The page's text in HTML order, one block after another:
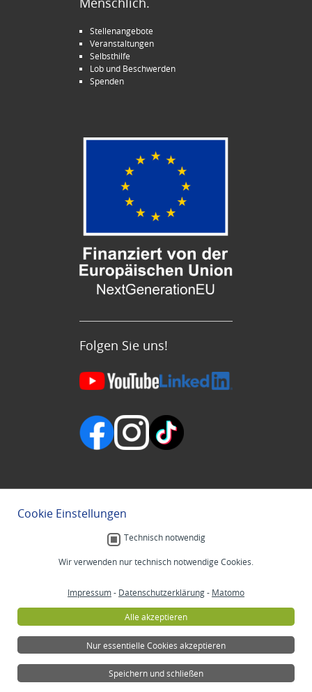
Stellenangebote
Veranstaltungen
Selbsthilfe
Lob und Beschwerden
Spenden
Folgen Sie uns!
Cookie Einstellungen
Technisch notwendig
Wir verwenden nur technisch notwendige Cookies.
Impressum- Datenschutzerklärung- Matomo
Alle akzeptieren
Nur essentielle Cookies akzeptieren
Speichern und schließen